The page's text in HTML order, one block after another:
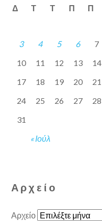
Δ Τ Τ Π Π
« Ιούλ
3
4 5 6 7
10
11 12 13 14
17
18 19 20 21
24
25 26 27 28
31
Αρχείο
Αρχείο